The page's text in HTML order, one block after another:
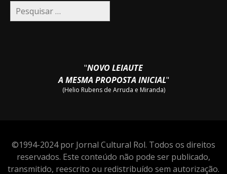
Pesquisar
por:
"NOVO LEIAUTE
A MESMA PROPOSTA INICIAL"
(Helio Rubens de Arruda e Miranda)
©1994-2024 por Jornal Cultural Rol. Todos os direitos
reservados. Este conteúdo não pode ser publicado,
transmitido, reescrito ou redistribuído sem autorização.